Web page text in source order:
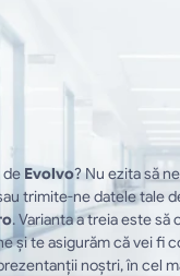
de Evolvo? Nu ezita să
. Varianta a treia este să
și te asigurăm că vei fi
noștri, în cel